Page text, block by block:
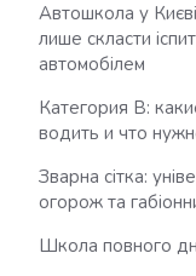
Автошкола у
лише скласти
автомобілем
Категория B:
водить и что
Зварна сітка:
огорож та
Школа повного